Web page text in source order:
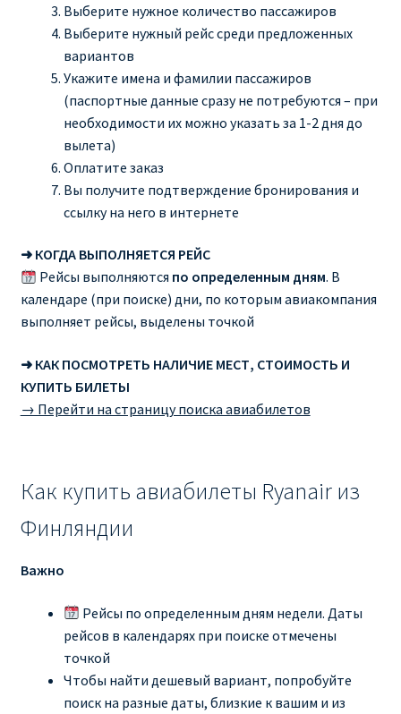
Выберите нужное количество пассажиров
Выберите нужный рейс среди предложенных
вариантов
Укажите имена и фамилии пассажиров
(паспортные данные сразу не потребуются – при
необходимости их можно указать за 1-2 дня до
вылета)
Оплатите заказ
Вы получите подтверждение бронирования и
ссылку на него в интернете
➜ КОГДА ВЫПОЛНЯЕТСЯ РЕЙС
Рейсы выполняются по определенным дням. В
календаре (при поиске) дни, по которым авиакомпания
выполняет рейсы, выделены точкой
➜ КАК ПОСМОТРЕТЬ НАЛИЧИЕ МЕСТ, СТОИМОСТЬ И
КУПИТЬ БИЛЕТЫ
→ Перейти на страницу поиска авиабилетов
Как купить авиабилеты Ryanair из
Финляндии
Важно
Рейсы по определенным дням недели. Даты
рейсов в календарях при поиске отмечены
точкой
Чтобы найти дешевый вариант, попробуйте
поиск на разные даты, близкие к вашим и из